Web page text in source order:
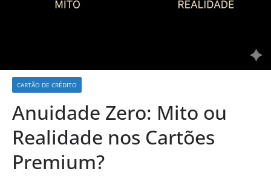
CARTÃO DE CRÉDITO
Anuidade Zero: Mito ou
Realidade nos Cartões
Premium?